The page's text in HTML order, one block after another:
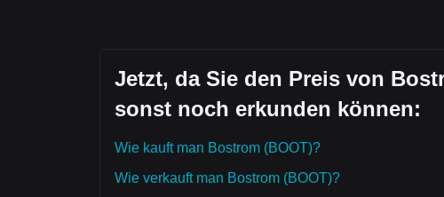
Jetzt, da Sie den Preis von
sonst noch erkunden können:
Wie kauft man Bostrom (BOOT)?
Wie verkauft man Bostrom (BOOT)?